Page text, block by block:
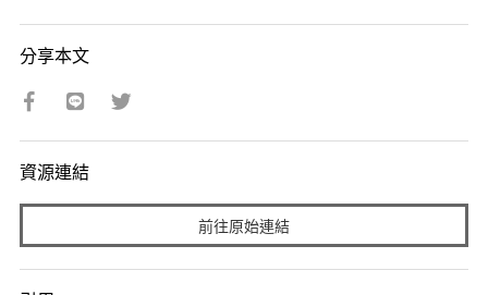
分享本文
資源連結
前往原始連結